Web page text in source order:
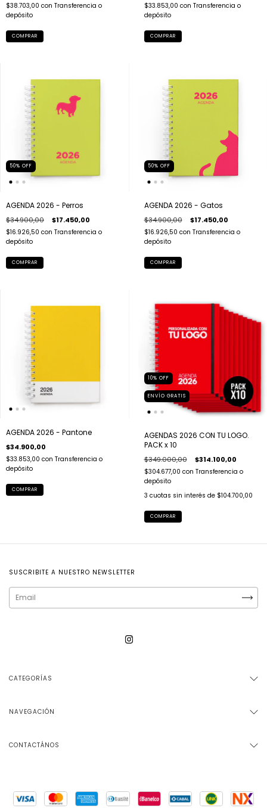
$38.703,00 con Transferencia o
depósito
COMPRAR
$33.853,00 con Transferencia o
depósito
COMPRAR
50% OFF
AGENDA 2026 - Perros
$34.900,00 $17.450,00
$16.926,50 con Transferencia o
depósito
COMPRAR
50% OFF
AGENDA 2026 - Gatos
$34.900,00 $17.450,00
$16.926,50 con Transferencia o
depósito
COMPRAR
AGENDA 2026 - Pantone
$34.900,00
$33.853,00 con Transferencia o
depósito
COMPRAR
10% OFF
ENVÍO GRATIS
AGENDAS 2026 CON TU LOGO.
PACK x 10
$349.000,00 $314.100,00
$304.677,00 con Transferencia o
depósito
3 cuotas sin interés de $104.700,00
COMPRAR
SUSCRIBITE A NUESTRO NEWSLETTER
CATEGORÍAS
NAVEGACIÓN
CONTACTÁNOS